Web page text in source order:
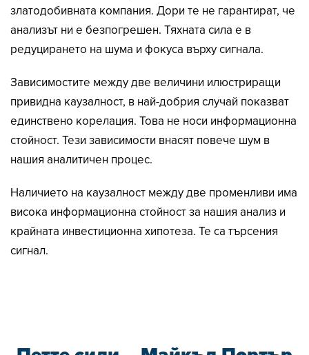
златодобивната компания. Дори те не гарантират, че
анализът ни е безпогрешен. Тяхната сила е в
редуцирането на шума и фокуса върху сигнала.
Зависимостите между две величини илюстриращи
привидна каузалност, в най-добрия случай показват
единствено корелация. Това не носи информационна
стойност. Тези зависимости внасят повече шум в
нашия аналитичен процес.
Наличието на каузалност между две променливи има
висока информационна стойност за нашия анализ и
крайната инвестиционна хипотеза. Те са търсения
сигнал.